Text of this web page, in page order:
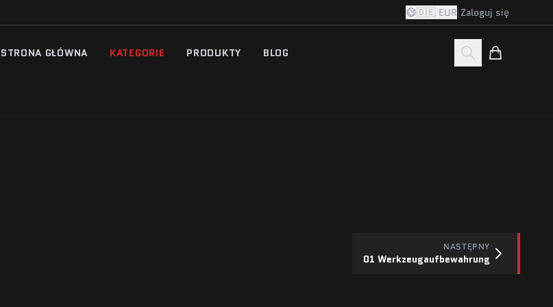
🇩🇪 EUR|Zaloguj się
STRONA GŁÓWNA KATEGORIE PRODUKTY BLOG
NASTĘPNY
01 Werkzeugaufbewahrung